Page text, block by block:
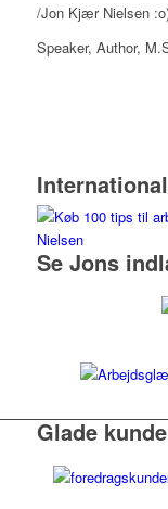
/Jon Kjær Nielsen
Speaker, Author,
Se Jons
Glade